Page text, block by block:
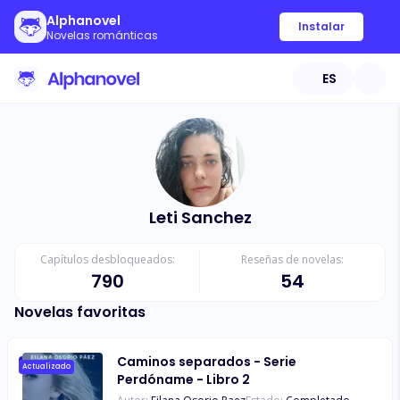
Alphanovel
Novelas románticas
Instalar
ES
Leti Sanchez
Capítulos desbloqueados:
790
Reseñas de novelas:
54
Novelas favoritas
Actualizado
Caminos separados - Serie
Perdóname - Libro 2